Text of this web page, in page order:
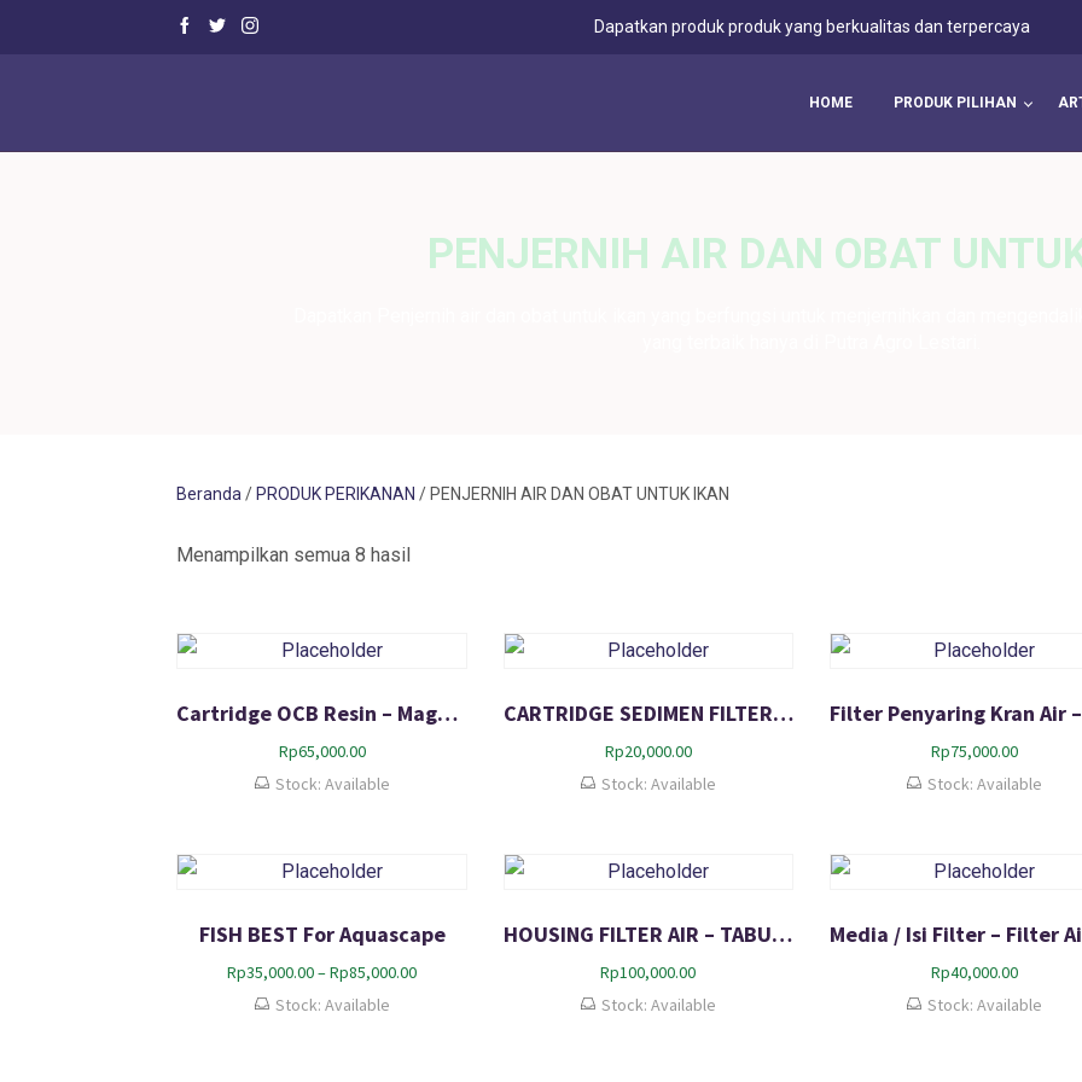
Dapatkan produk produk yang berkualitas dan terpercaya
HOME PRODUK PILIHAN
PENJERNIH AIR DAN OBAT
Beranda/ PRODUK PERIKANAN / PENJERNIH AIR DAN OBAT UNTUK IKAN
Menampilkan semua 8 hasil
Cartridge OCB Resin – Magnesium & Calcium – Filter Penyerap Kadar Kapur
Rp65,000.00
Stock: Available
CARTRIDGE SEDIMEN FILTER AIR 10 inch – Isi Ulang Filter Saringan Air
Rp20,000.00
Stock: Available
Rp75,000.00
Stock: Available
FISH BEST For Aquascape
Rp35,000.00–Rp85,000.00R
Stock: Available
HOUSING FILTER AIR – TABUNG PENYARING AIR 10 Inch – Drat 3/4
Rp100,000.00
Stock: Available
Rp40,000.00
Stock: Available